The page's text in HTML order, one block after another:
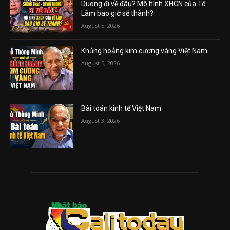
Duong đi về đâu? Mô hình XHCN của Tô
Lâm bao giờ sẽ thành?
August 5, 2026
Khủng hoảng kim cương vàng Việt Nam
August 5, 2026
Bài toán kinh tế Việt Nam
August 3, 2026